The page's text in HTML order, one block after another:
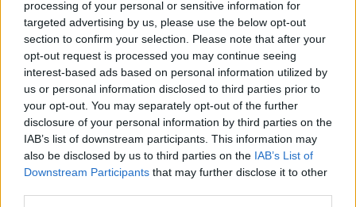
processing of your personal or sensitive information for
targeted advertising by us, please use the below opt-out
section to confirm your selection. Please note that after your
opt-out request is processed you may continue seeing
interest-based ads based on personal information utilized by
us or personal information disclosed to third parties prior to
your opt-out. You may separately opt-out of the further
disclosure of your personal information by third parties on the
IAB’s list of downstream participants. This information may
also be disclosed by us to third parties on the IAB’s List of
Downstream Participants that may further disclose it to other
Νέο Audi A2 e-tron με στόχο την κορυφή της
αποδοτικότητας
Καρδίτσα: Επέστρεψε υγιής